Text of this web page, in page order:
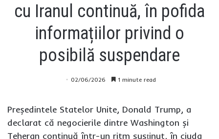
cu Iranul continuă, în pofida
informațiilor privind o
posibilă suspendare
02/06/2026 1 minute read
Președintele Statelor Unite, Donald Trump, a
declarat că negocierile dintre Washington și
Teheran continuă într-un ritm susținut, în ciuda